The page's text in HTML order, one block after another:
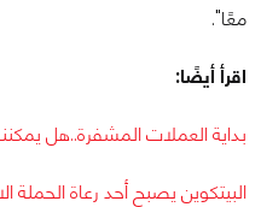
معًا".
اقرأ أيضًا:
بداية العملات المشفرة..هل
البيتكوين يصبح أحد رعاة الحملة